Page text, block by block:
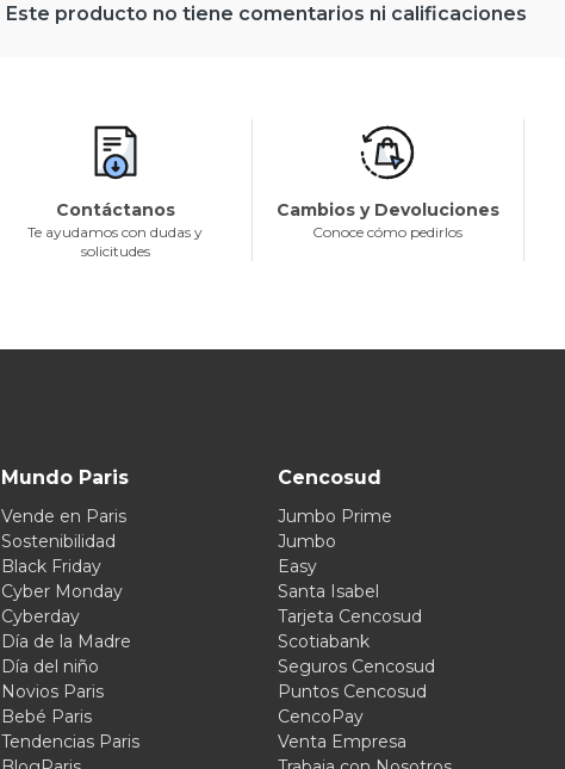
Este producto no tiene comentarios ni calificaciones
Contáctanos
Te ayudamos con dudas y
solicitudes
Cambios y Devoluciones
Conoce cómo pedirlos
Mundo Paris
Vende en Paris
Sostenibilidad
Black Friday
Cyber Monday
Cyberday
Día de la Madre
Día del niño
Novios Paris
Bebé Paris
Tendencias Paris
Cencosud
Jumbo Prime
Jumbo
Easy
Santa Isabel
Tarjeta Cencosud
Scotiabank
Seguros Cencosud
Puntos Cencosud
CencoPay
Venta Empresa